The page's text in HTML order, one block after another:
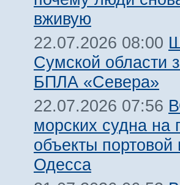
вживую
22.07.2026 08:00
Сумской области
БПЛА «Севера»
22.07.2026 07:56
морских судна
объекты
Одесса